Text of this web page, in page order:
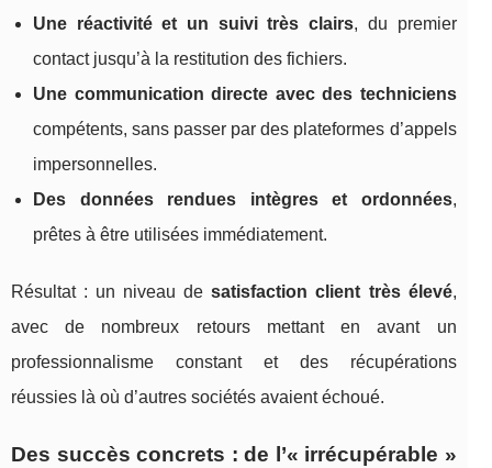
Une réactivité et un suivi très clairs, du premier
contact jusqu’à la restitution des fichiers.
Une communication directe avec des techniciens
compétents, sans passer par des plateformes d’appels
impersonnelles.
Des données rendues intègres et ordonnées,
prêtes à être utilisées immédiatement.
Résultat : un niveau desatisfaction client très élevé,
avec de nombreux retours mettant en avant un
professionnalisme constant et des récupérations
réussies là où d’autres sociétés avaient échoué.
Des succès concrets : de l’« irrécupérable »